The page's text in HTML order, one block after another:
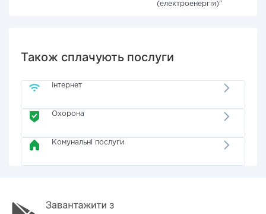
(електроенергія)"
Також сплачують послуги
Інтернет
Охорона
Комунальні послуги